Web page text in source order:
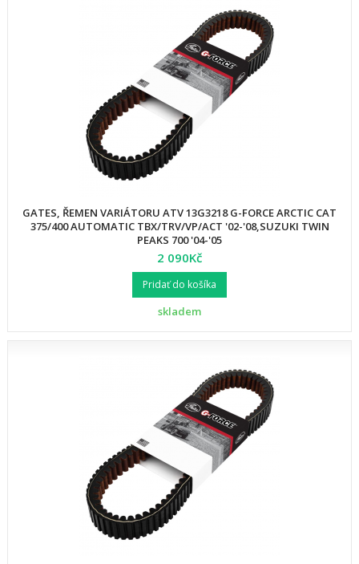
GATES, ŘEMEN VARIÁTORU ATV 13G3218 G-FORCE ARCTIC CAT
375/400 AUTOMATIC TBX/TRV/VP/ACT '02-'08,SUZUKI TWIN
PEAKS 700 '04-'05
2 090Kč
Pridať do košíka
skladem